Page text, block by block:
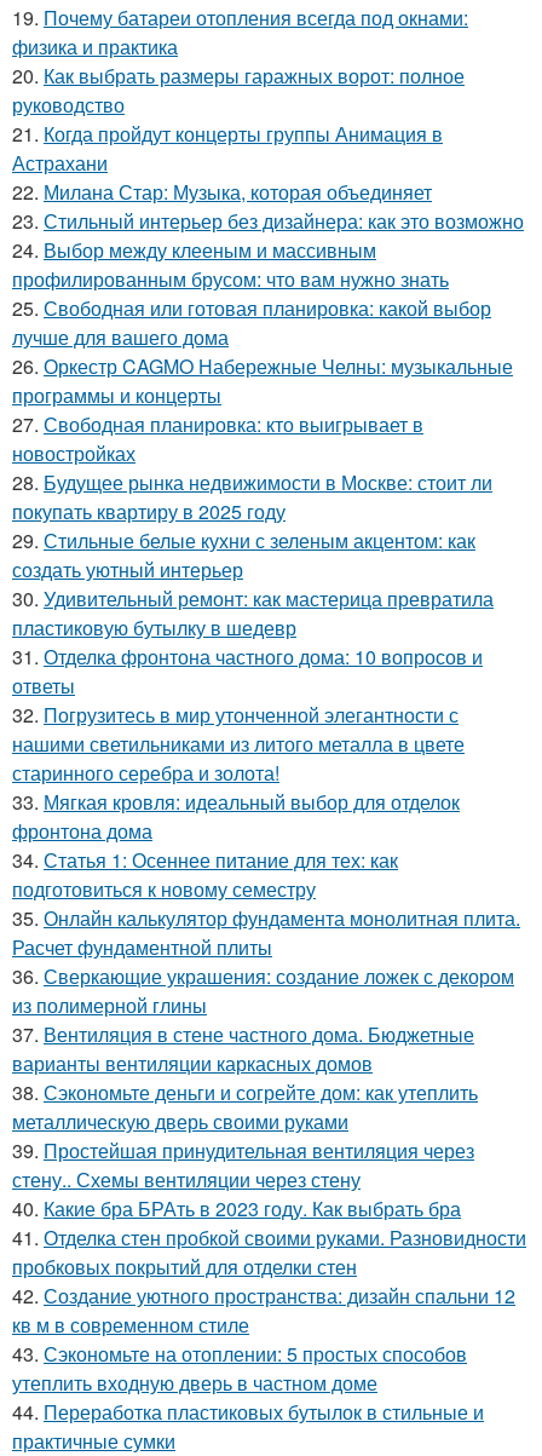
19. Почему батареи отопления всегда под окнами:
физика и практика
20. Как выбрать размеры гаражных ворот: полное
руководство
21. Когда пройдут концерты группы Анимация в
Астрахани
22. Милана Стар: Музыка, которая объединяет
23. Стильный интерьер без дизайнера: как это возможно
24. Выбор между клееным и массивным
профилированным брусом: что вам нужно знать
25. Свободная или готовая планировка: какой выбор
лучше для вашего дома
26. Оркестр CAGMO Набережные Челны: музыкальные
программы и концерты
27. Свободная планировка: кто выигрывает в
новостройках
28. Будущее рынка недвижимости в Москве: стоит ли
покупать квартиру в 2025 году
29. Стильные белые кухни с зеленым акцентом: как
создать уютный интерьер
30. Удивительный ремонт: как мастерица превратила
пластиковую бутылку в шедевр
31. Отделка фронтона частного дома: 10 вопросов и
ответы
32. Погрузитесь в мир утонченной элегантности с
нашими светильниками из литого металла в цвете
старинного серебра и золота!
33. Мягкая кровля: идеальный выбор для отделок
фронтона дома
34. Статья 1: Осеннее питание для тех: как
подготовиться к новому семестру
35. Онлайн калькулятор фундамента монолитная плита.
Расчет фундаментной плиты
36. Сверкающие украшения: создание ложек с декором
из полимерной глины
37. Вентиляция в стене частного дома. Бюджетные
варианты вентиляции каркасных домов
38. Сэкономьте деньги и согрейте дом: как утеплить
металлическую дверь своими руками
39. Простейшая принудительная вентиляция через
стену.. Схемы вентиляции через стену
40. Какие бра БРАть в 2023 году. Как выбрать бра
41. Отделка стен пробкой своими руками. Разновидности
пробковых покрытий для отделки стен
42. Создание уютного пространства: дизайн спальни 12
кв м в современном стиле
43. Сэкономьте на отоплении: 5 простых способов
утеплить входную дверь в частном доме
44. Переработка пластиковых бутылок в стильные и
практичные сумки